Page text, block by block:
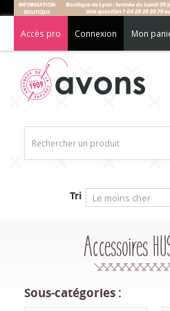
Accès pro Connexion Mon
Tri
Accessoires
Sous-catégories :